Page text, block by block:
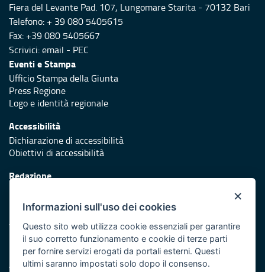
Fiera del Levante Pad. 107, Lungomare Starita - 70132 Bari
Telefono: + 39 080 5405615
Fax: +39 080 5405667
Scrivici:email - PEC
Eventi e Stampa
Ufficio Stampa della Giunta
Press Regione
Logo e identità regionale
Accessibilità
Dichiarazione di accessibilità
Obiettivi di accessibilità
Redazione
Protezione civile
Vai al sito di Protezione Civile Puglia
Iniziativa finanziata con risorse del POR Puglia 2014/2020 -
Asse XI
×
Informazioni sull'uso dei cookies
Questo sito web utilizza cookie essenziali per garantire
il suo corretto funzionamento e cookie di terze parti
per fornire servizi erogati da portali esterni. Questi
ultimi saranno impostati solo dopo il consenso.